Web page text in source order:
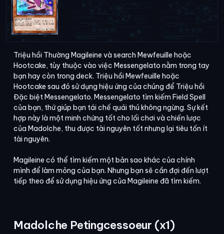
Triệu hồi Thường Magileine và search Mewfeuille hoặc
Hootcake, tùy thuộc vào việc Messengelato nằm trong tay
bạn hay còn trong deck. Triệu hồi Mewfeuille hoặc
Hootcake sau đó sử dụng hiệu ứng của chúng để Triệu hồi
Đặc biệt Messengelato. Messengelato tìm kiếm Field Spell
của bạn, thứ giúp bạn tái chế quái thú không ngừng. Sự kết
hợp này là một minh chứng tốt cho lối chơi và chiến lược
của Madolche, thu được tài nguyên tốt nhưng lại tiêu tốn ít
tài nguyên.
Magileine có thể tìm kiếm một bản sao khác của chính
mình để làm mỏng của bạn. Nhưng bạn sẽ cần đợi đến lượt
tiếp theo để sử dụng hiệu ứng của Magileine đã tìm kiếm.
Madolche Petingcessoeur (x1)